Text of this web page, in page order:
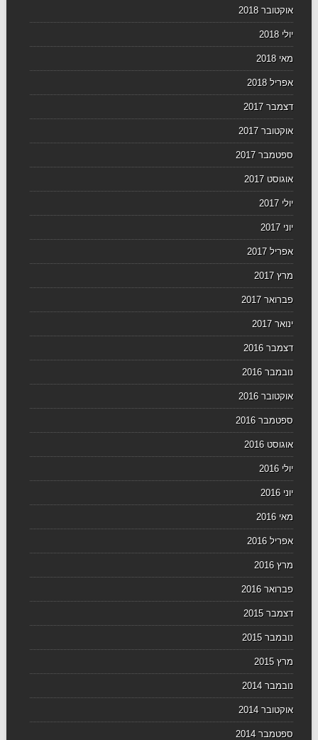
אוקטובר 2018
יולי 2018
מאי 2018
אפריל 2018
דצמבר 2017
אוקטובר 2017
ספטמבר 2017
אוגוסט 2017
יולי 2017
יוני 2017
אפריל 2017
מרץ 2017
פברואר 2017
ינואר 2017
דצמבר 2016
נובמבר 2016
אוקטובר 2016
ספטמבר 2016
אוגוסט 2016
יולי 2016
יוני 2016
מאי 2016
אפריל 2016
מרץ 2016
פברואר 2016
דצמבר 2015
נובמבר 2015
מרץ 2015
נובמבר 2014
אוקטובר 2014
ספטמבר 2014